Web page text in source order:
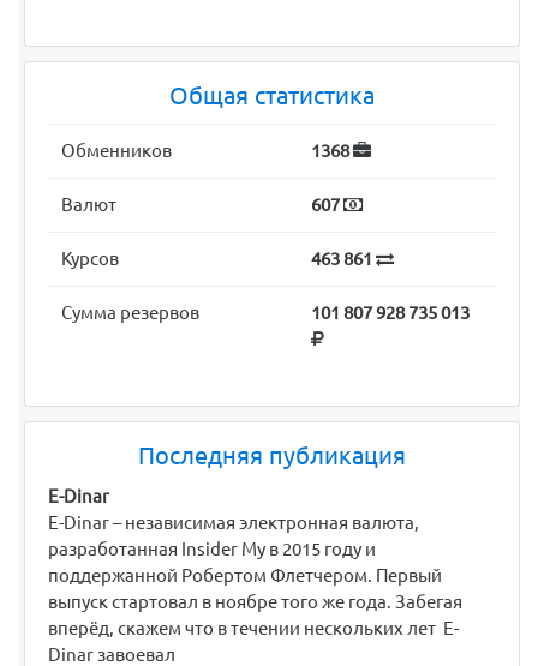
Общая статистика
Обменников 1368
Валют 607
Курсов 463 861
Сумма резервов 101 807 928 735 013
Последняя публикация
E-Dinar
E-Dinar – независимая электронная валюта,
разработанная Insider My в 2015 году и
поддержанной Робертом Флетчером. Первый
выпуск стартовал в ноябре того же года. Забегая
вперёд, скажем что в течении нескольких лет E-
Dinar завоевал